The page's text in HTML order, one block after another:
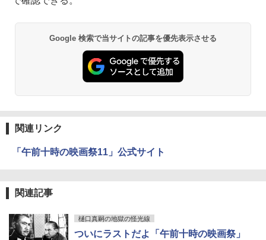
Google 検索で当サイトの記事を優先表示させる
関連リンク
「午前十時の映画祭11」公式サイト
関連記事
樋口真嗣の地獄の怪光線
ついにラストだよ「午前十時の映画祭」